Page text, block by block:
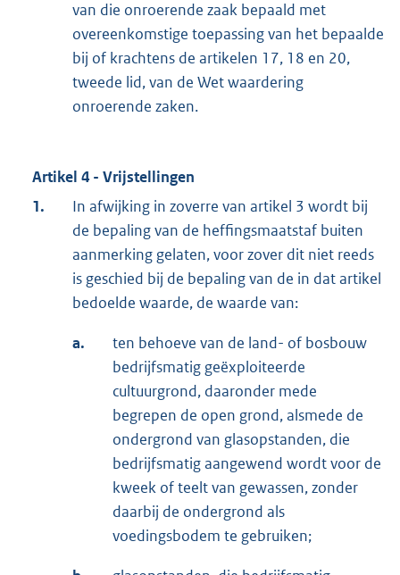
van die onroerende zaak bepaald met
overeenkomstige toepassing van het bepaalde
bij of krachtens de artikelen 17, 18 en 20,
tweede lid, van de Wet waardering
onroerende zaken.
Artikel 4 - Vrijstellingen
1.
In afwijking in zoverre van artikel 3 wordt bij
de bepaling van de heffingsmaatstaf buiten
aanmerking gelaten, voor zover dit niet reeds
is geschied bij de bepaling van de in dat artikel
bedoelde waarde, de waarde van:
a.
ten behoeve van de land- of bosbouw
bedrijfsmatig geëxploiteerde
cultuurgrond, daaronder mede
begrepen de open grond, alsmede de
ondergrond van glasopstanden, die
bedrijfsmatig aangewend wordt voor de
kweek of teelt van gewassen, zonder
daarbij de ondergrond als
voedingsbodem te gebruiken;